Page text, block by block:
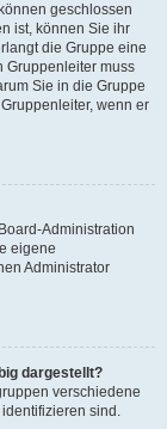
geschlossen
ist, können Sie ihr
die Gruppe eine
Gruppenleiter muss
Sie in die Gruppe
wenn er
Administration
eigene
Administrator
dargestellt?
verschiedene
sind.